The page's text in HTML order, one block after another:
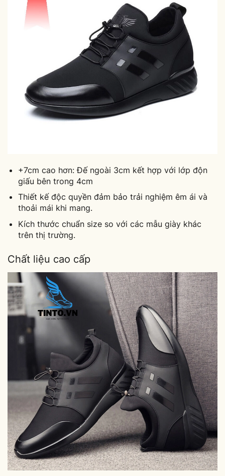
+7cm cao hơn: Đế ngoài 3cm kết hợp với lớp độn
giấu bên trong 4cm
Thiết kế độc quyền đảm bảo trải nghiệm êm ái và
thoải mái khi mang.
Kích thước chuẩn size so với các mẫu giày khác
trên thị trường.
Chất liệu cao cấp